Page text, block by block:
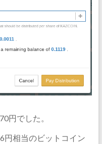
円でした。
円相当のビットコイン